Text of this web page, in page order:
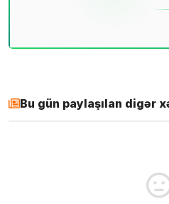
Bu gün paylaşılan digər